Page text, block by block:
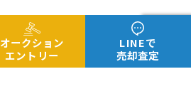
オークション
エントリー
LINEで
売却査定